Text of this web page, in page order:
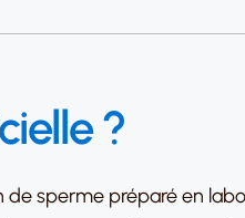
?
sperme préparé en